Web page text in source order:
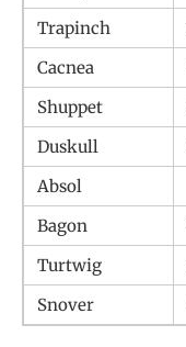
Trapinch
Cacnea
Shuppet
Duskull
Absol
Bagon
Turtwig
Snover